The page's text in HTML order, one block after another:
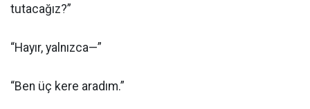
tutacağız?”
“Hayır, yalnızca—”
“Ben üç kere aradım.”